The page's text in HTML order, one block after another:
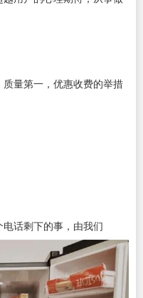
量第一，优惠收费的举措
话剩下的事，由我们